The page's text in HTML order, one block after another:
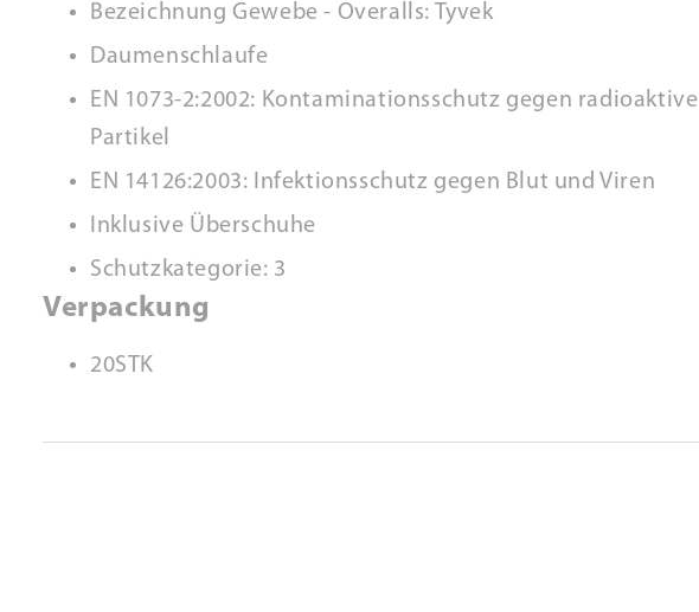
Bezeichnung Gewebe - Overalls: Tyvek
Daumenschlaufe
EN 1073-2:2002: Kontaminationsschutz gegen radioaktive
Partikel
EN 14126:2003: Infektionsschutz gegen Blut und Viren
Inklusive Überschuhe
Schutzkategorie: 3
Verpackung
20STK